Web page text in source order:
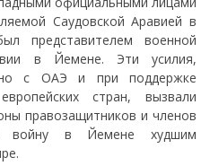
Саудовской Аравией в
представителем военной
в Йемене. Эти усилия,
с ОАЭ и при поддержке
стран, вызвали
правозащитников и членов
войну в Йемене худшим